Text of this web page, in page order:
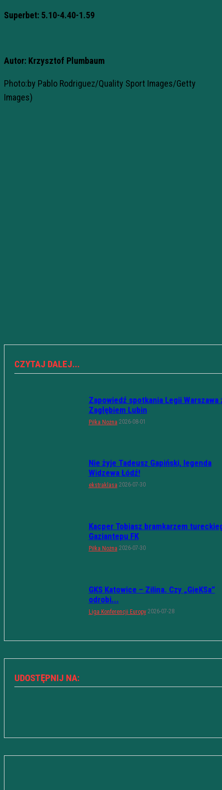
Superbet: 5.10-4.40-1.59
Autor: Krzysztof Plumbaum
Photo:by Pablo Rodriguez/Quality Sport Images/Getty
Images)
CZYTAJ DALEJ...
Zapowiedź spotkania Legii Warszawa
Zagłębiem Lubin
Piłka Nożna 2026-08-01
Nie żyje Tadeusz Gapiński, legenda
Widzewa Łódź!
ekstraklasa 2026-07-30
Kacper Tobiasz bramkarzem
Gaziantepu FK
Piłka Nożna 2026-07-30
GKS Katowice – Zilina. Czy „GieKSa”
odrobi...
Liga Konferencji Europy 2026-07-28
UDOSTĘPNIJ NA: